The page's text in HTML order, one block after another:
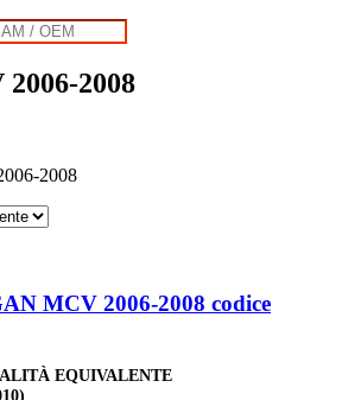
2008
2008
MCV 2006-2008 codice
EQUIVALENTE